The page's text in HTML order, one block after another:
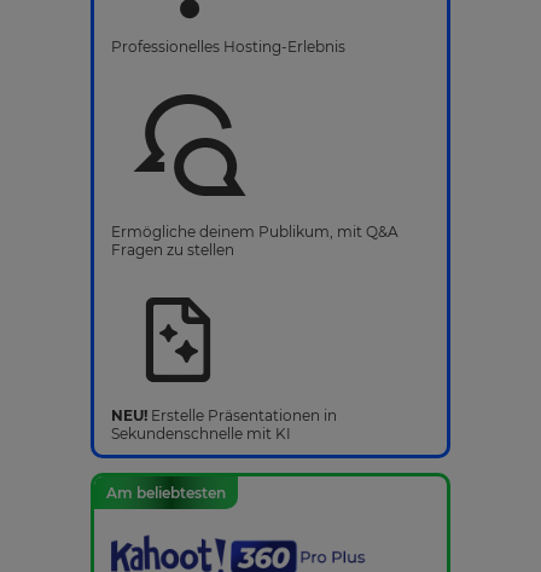
Professionelles Hosting-Erlebnis
Ermögliche deinem Publikum, mit Q&A
Fragen zu stellen
NEU! Erstelle Präsentationen in
Sekundenschnelle mit KI
Am beliebtesten